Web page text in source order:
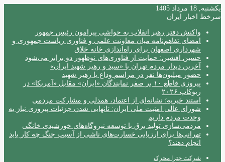
یکشنبه, 18 مرداد 1405
سرخط اخبار ایران
واکنش دفتر رهبر انقلاب به حواشی پیرامون رئیس جمهور
امضای تفاهم‌نامه میان معاونت علمی و فناوری ریاست جمهوری و
شهرداری اصفهان برای راه‌اندازی خانه خلاق
حسین افشین: حمایت از فناوری‌های نوظهور دو برابر می‌شود
آخرین دیدار مردم تهران با «سید و رهبر شهید ایران»
حضور میلیون‌ها نفر در مراسم وداع با رهبر شهید
پیروزی قاطع ۱۰ بر صفر نمایندگان «ایران» مقابل «آمریکا» در
ربوکاپ ۲۰۲۶
استند خیریه؛ نشانه‌ای از اعتماد، همدلی و مشارکت مردمی
شورای عالی امنیت ملی ایران: تانهایی شدن جزئیات پیروزی نیاز به
وحدت مردم داریم
مردمی‌سازی تولید برق با توسعه نیروگاه‌های خورشیدی خانگی
تهرانی‌ها برای ارزیابی خسارت‌های ناشی از آسیب جنگ چه کار باید
انجام دهند؟
شرکت چترا محرک